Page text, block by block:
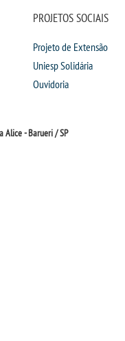
PROJETOS SOCIAIS
Projeto de Extensão
Uniesp Solidária
Ouvidoria
Alice - Barueri / SP